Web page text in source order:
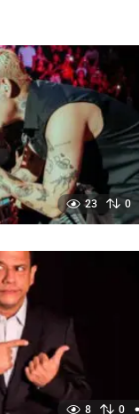
23 0
8 0